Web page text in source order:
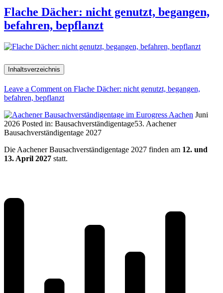
Flache Dächer: nicht genutzt, begangen,
befahren, bepflanzt
Inhaltsverzeichnis
Leave a Comment on Flache Dächer: nicht genutzt, begangen,
befahren, bepflanzt
Juni
2026 Posted in: Bausachverständigentage53. Aachener
Bausachverständigentage 2027
Die Aachener Bausachverständigentage 2027 finden am 12. und
13. April 2027 statt.